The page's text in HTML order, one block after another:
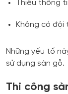
Thiếu thông
Không có đội
Những yếu tố
sử dụng sàn gỗ.
Thi công